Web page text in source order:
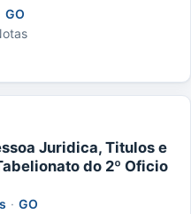
GO
Juridica, Titulos e
do 2º Oficio
· GO